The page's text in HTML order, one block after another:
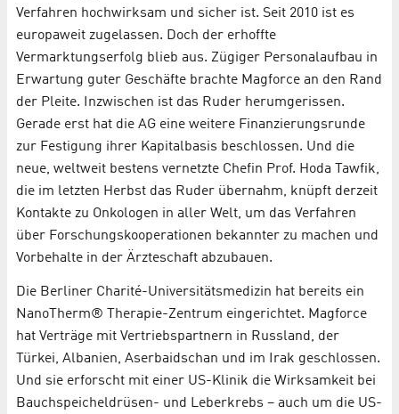
Verfahren hochwirksam und sicher ist. Seit 2010 ist es
europaweit zugelassen. Doch der erhoffte
Vermarktungserfolg blieb aus. Zügiger Personalaufbau in
Erwartung guter Geschäfte brachte Magforce an den Rand
der Pleite. Inzwischen ist das Ruder herumgerissen.
Gerade erst hat die AG eine weitere Finanzierungsrunde
zur Festigung ihrer Kapitalbasis beschlossen. Und die
neue, weltweit bestens vernetzte Chefin Prof. Hoda Tawfik,
die im letzten Herbst das Ruder übernahm, knüpft derzeit
Kontakte zu Onkologen in aller Welt, um das Verfahren
über Forschungskooperationen bekannter zu machen und
Vorbehalte in der Ärzteschaft abzubauen.
Die Berliner Charité-Universitätsmedizin hat bereits ein
NanoTherm® Therapie-Zentrum eingerichtet. Magforce
hat Verträge mit Vertriebspartnern in Russland, der
Türkei, Albanien, Aserbaidschan und im Irak geschlossen.
Und sie erforscht mit einer US-Klinik die Wirksamkeit bei
Bauchspeicheldrüsen- und Leberkrebs – auch um die US-